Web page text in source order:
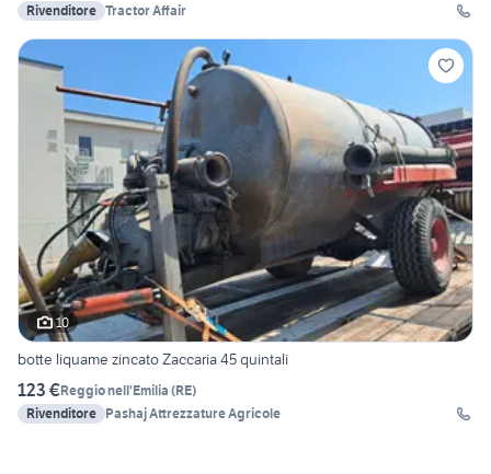
Rivenditore Tractor Affair
10
botte liquame zincato Zaccaria 45 quintali
123 €Reggio nell'Emilia (RE)
Rivenditore Pashaj Attrezzature Agricole